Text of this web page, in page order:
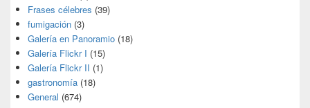
Frases célebres (39)
fumigación (3)
Galería en Panoramio (18)
Galería Flickr I (15)
Galería Flickr II (1)
gastronomía (18)
General (674)